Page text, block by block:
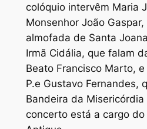
colóquio intervêm Maria
Monsenhor João
almofada de Santa
Irmã Cidália, que falam
Beato Francisco Marto,
P.e Gustavo Fernandes,
Bandeira da Misericórdia
concerto está a cargo do